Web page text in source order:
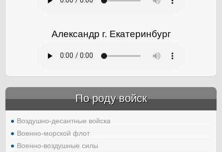
Александр г. Екатеринбург
По роду войск
Воздушно-десантные войска
Военно-морской флот
Военно-воздушные силы